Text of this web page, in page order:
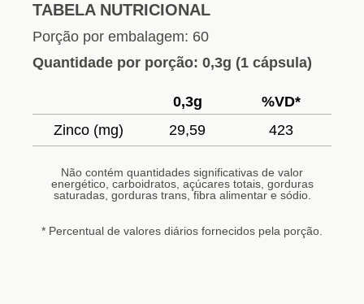
TABELA NUTRICIONAL
Porção por embalagem: 60
Quantidade por porção: 0,3g (1 cápsula)
0,3g
%VD*
Zinco (mg)
29,59 423
Não contém quantidades significativas de valor
energético, carboidratos, açúcares totais, gorduras
saturadas, gorduras trans, fibra alimentar e sódio.
* Percentual de valores diários fornecidos pela porção.